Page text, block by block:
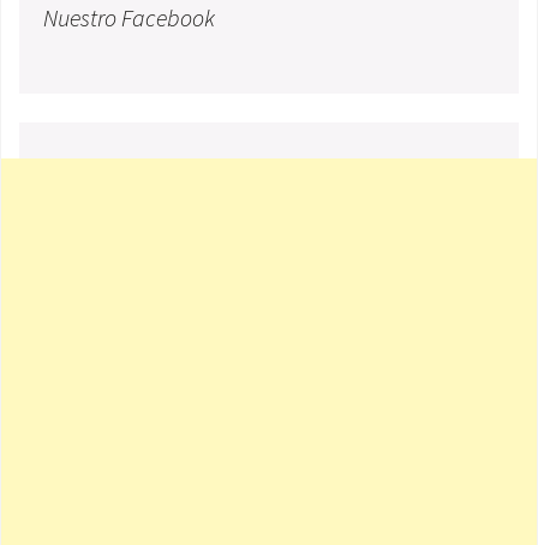
Nuestro Facebook